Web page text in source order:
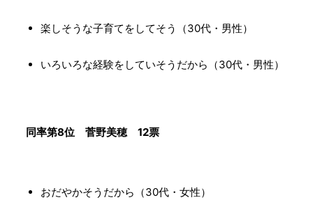
楽しそうな子育てをしてそう（30代・男性）
いろいろな経験をしていそうだから（30代・男性）
同率第8位 菅野美穂 12票
おだやかそうだから（30代・女性）